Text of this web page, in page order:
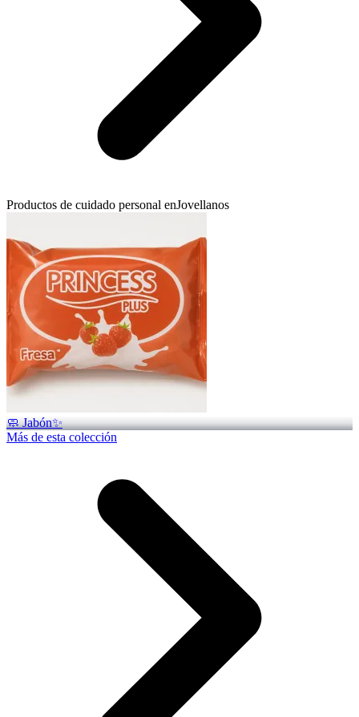
Productos de cuidado personal enJovellanos
🧼 Jabón✨
Más de esta colección